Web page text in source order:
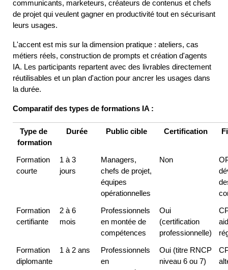
communicants, marketeurs, créateurs de contenus et chefs
de projet qui veulent gagner en productivité tout en sécurisant
leurs usages.
L'accent est mis sur la dimension pratique : ateliers, cas
métiers réels, construction de prompts et création d'agents
IA. Les participants repartent avec des livrables directement
réutilisables et un plan d'action pour ancrer les usages dans
la durée.
Comparatif des types de formations IA :
Type de
formation
Durée Public cible Certification
Formation
courte
1 à 3
jours
Managers,
chefs de projet,
équipes
opérationnelles
Non
Formation
certifiante
2 à 6
mois
Professionnels
en montée de
compétences
Oui
(certification
professionnelle)
Formation
diplomante
1 à 2 ans
Professionnels
en
Oui (titre RNCP
niveau 6 ou 7)